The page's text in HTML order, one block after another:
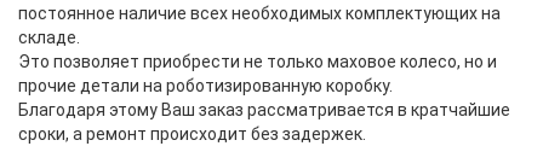
постоянное наличие всех необходимых комплектующих на
складе.
Это позволяет приобрести не только маховое колесо, но и
прочие детали на роботизированную коробку.
Благодаря этому Ваш заказ рассматривается в кратчайшие
сроки, а ремонт происходит без задержек.